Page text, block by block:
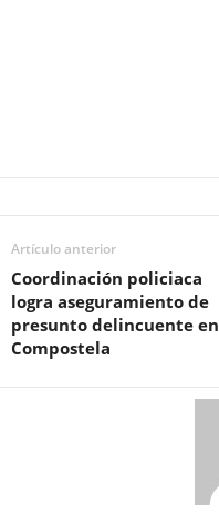
Artículo anterior
Coordinación policiaca
logra aseguramiento de
presunto delincuente en
Compostela